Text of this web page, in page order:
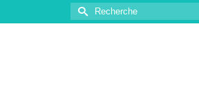
Rechercher :